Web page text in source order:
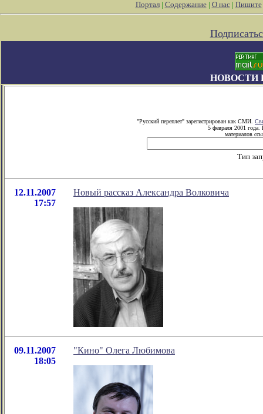
Портал| Содержание| О нас| Пишите
НОВОСТИ
"Русский переплет" зарегистрирован как СМИ.
5 февраля 2001 года.
материалов
Тип
12.11.2007
17:57
Новый рассказ Александра Волковича
09.11.2007
18:05
"Кино" Олега Любимова